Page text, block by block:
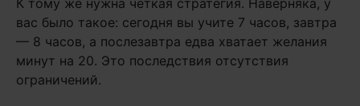
К тому же нужна четкая стратегия. Наверняка, у
вас было такое: сегодня вы учите 7 часов, завтра
— 8 часов, а послезавтра едва хватает желания
минут на 20. Это последствия отсутствия
ограничений.